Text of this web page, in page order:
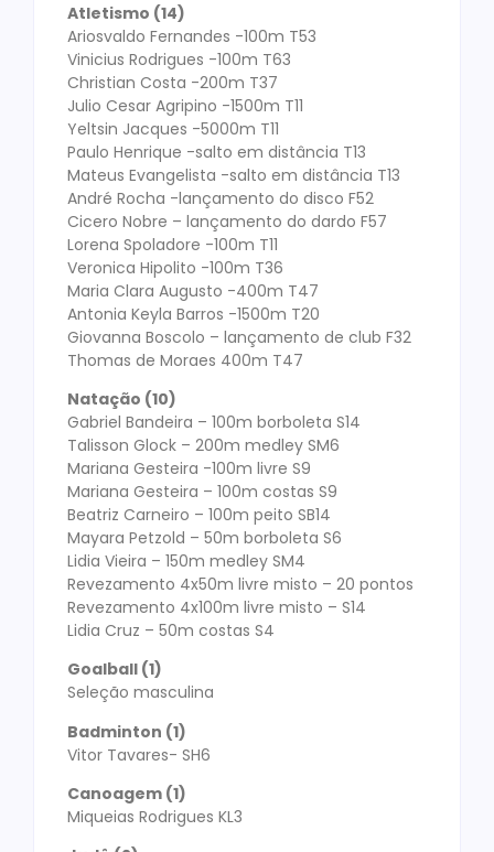
Atletismo (14)
Ariosvaldo Fernandes -100m T53
Vinicius Rodrigues -100m T63
Christian Costa -200m T37
Julio Cesar Agripino -1500m T11
Yeltsin Jacques -5000m T11
Paulo Henrique -salto em distância T13
Mateus Evangelista -salto em distância T13
André Rocha -lançamento do disco F52
Cicero Nobre – lançamento do dardo F57
Lorena Spoladore -100m T11
Veronica Hipolito -100m T36
Maria Clara Augusto -400m T47
Antonia Keyla Barros -1500m T20
Giovanna Boscolo – lançamento de club F32
Thomas de Moraes 400m T47
Natação (10)
Gabriel Bandeira – 100m borboleta S14
Talisson Glock – 200m medley SM6
Mariana Gesteira -100m livre S9
Mariana Gesteira – 100m costas S9
Beatriz Carneiro – 100m peito SB14
Mayara Petzold – 50m borboleta S6
Lidia Vieira – 150m medley SM4
Revezamento 4x50m livre misto – 20 pontos
Revezamento 4x100m livre misto – S14
Lidia Cruz – 50m costas S4
Goalball (1)
Seleção masculina
Badminton (1)
Vitor Tavares- SH6
Canoagem (1)
Miqueias Rodrigues KL3